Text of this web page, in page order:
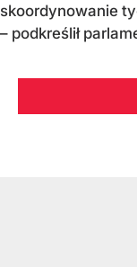
skoordynowanie
– podkreślił